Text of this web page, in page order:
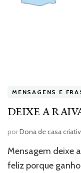
MENSAGENS E
DEIXE A
porDona de casa
Mensagem deixe
feliz porque